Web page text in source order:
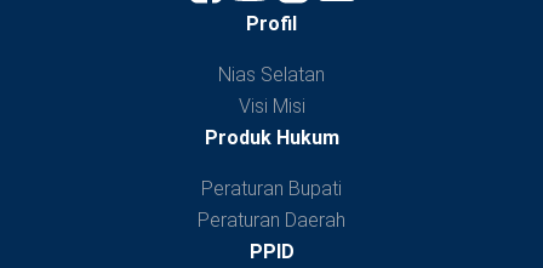
Profil
Nias Selatan
Visi Misi
Produk Hukum
Peraturan Bupati
Peraturan Daerah
PPID